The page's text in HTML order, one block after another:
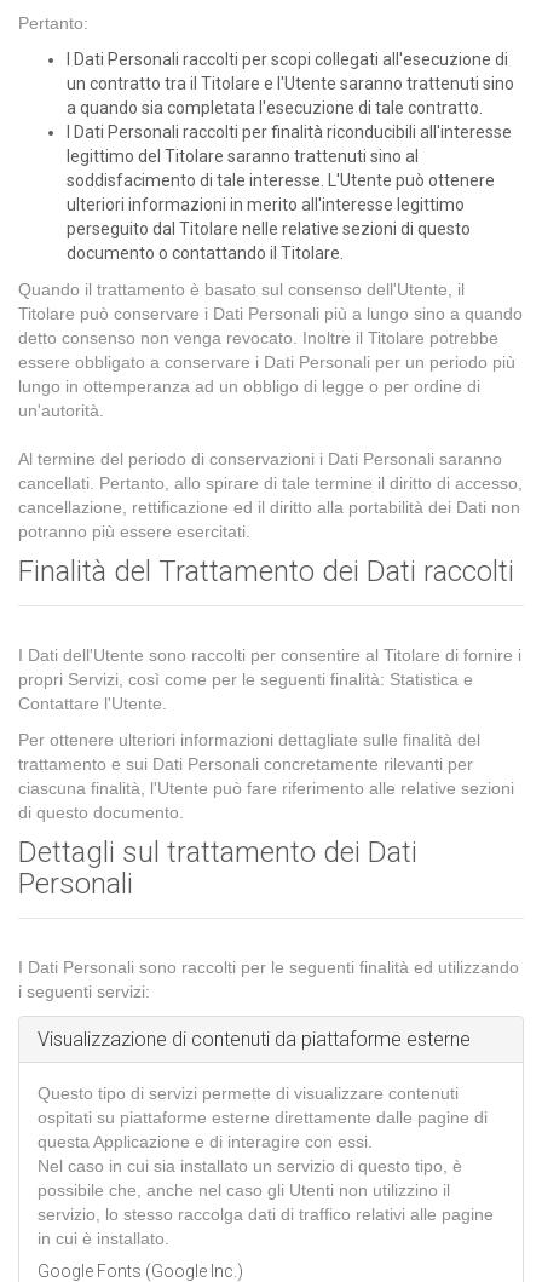
Pertanto:
I Dati Personali raccolti per scopi collegati all'esecuzione di
un contratto tra il Titolare e l'Utente saranno trattenuti sino
a quando sia completata l'esecuzione di tale contratto.
I Dati Personali raccolti per finalità riconducibili all'interesse
legittimo del Titolare saranno trattenuti sino al
soddisfacimento di tale interesse. L'Utente può ottenere
ulteriori informazioni in merito all'interesse legittimo
perseguito dal Titolare nelle relative sezioni di questo
documento o contattando il Titolare.
Quando il trattamento è basato sul consenso dell'Utente, il
Titolare può conservare i Dati Personali più a lungo sino a quando
detto consenso non venga revocato. Inoltre il Titolare potrebbe
essere obbligato a conservare i Dati Personali per un periodo più
lungo in ottemperanza ad un obbligo di legge o per ordine di
un'autorità.
Al termine del periodo di conservazioni i Dati Personali saranno
cancellati. Pertanto, allo spirare di tale termine il diritto di accesso,
cancellazione, rettificazione ed il diritto alla portabilità dei Dati non
potranno più essere esercitati.
Finalità del Trattamento dei Dati raccolti
I Dati dell'Utente sono raccolti per consentire al Titolare di fornire i
propri Servizi, così come per le seguenti finalità: Statistica e
Contattare l'Utente.
Per ottenere ulteriori informazioni dettagliate sulle finalità del
trattamento e sui Dati Personali concretamente rilevanti per
ciascuna finalità, l'Utente può fare riferimento alle relative sezioni
di questo documento.
Dettagli sul trattamento dei Dati
Personali
I Dati Personali sono raccolti per le seguenti finalità ed utilizzando
i seguenti servizi:
Visualizzazione di contenuti da piattaforme esterne
Questo tipo di servizi permette di visualizzare contenuti
ospitati su piattaforme esterne direttamente dalle pagine di
questa Applicazione e di interagire con essi.
Nel caso in cui sia installato un servizio di questo tipo, è
possibile che, anche nel caso gli Utenti non utilizzino il
servizio, lo stesso raccolga dati di traffico relativi alle pagine
in cui è installato.
Google Fonts (Google Inc.)